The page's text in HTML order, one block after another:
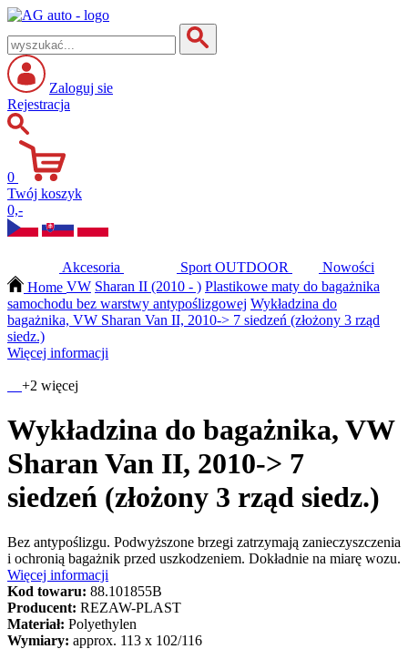
Zaloguj sie
Rejestracja
0
Twój koszyk
0,-
Akcesoria Sport OUTDOOR
Nowości
Home VW Sharan II (2010 - ) Plastikowe maty do bagażnika
samochodu bez warstwy antypoślizgowej Wykładzina do
bagażnika, VW Sharan Van II, 2010-> 7 siedzeń (złożony 3 rząd
siedz.)
Więcej informacji
+2 więcej
Wykładzina do bagażnika, VW
Sharan Van II, 2010-> 7
siedzeń (złożony 3 rząd siedz.)
Bez antypoślizgu. Podwyższone brzegi zatrzymają zanieczyszczenia
i ochronią bagażnik przed uszkodzeniem. Dokładnie na miarę wozu.
Więcej informacji
Kod towaru: 88.101855B
Producent: REZAW-PLAST
Materiał: Polyethylen
Wymiary: approx. 113 x 102/116